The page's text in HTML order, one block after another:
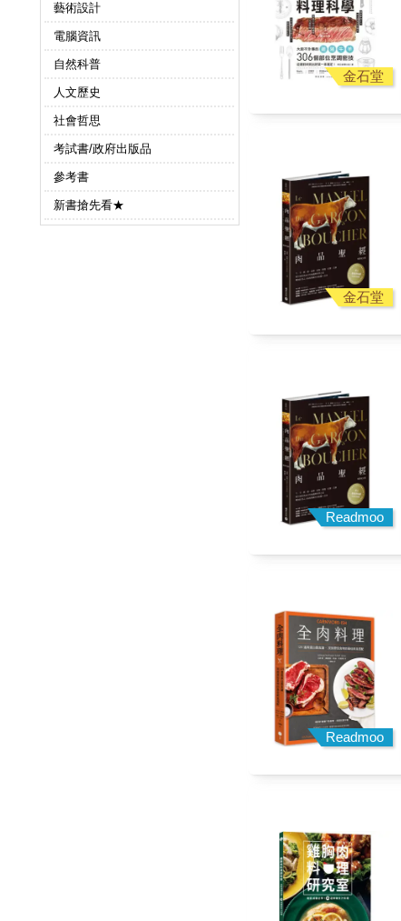
藝術設計
電腦資訊
自然科普
人文歷史
社會哲思
考試書/政府出版品
參考書
新書搶先看★
金石堂
金石堂
Readmoo
Readmoo